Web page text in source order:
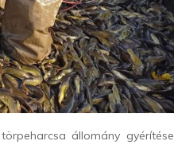
állomány gyérítése